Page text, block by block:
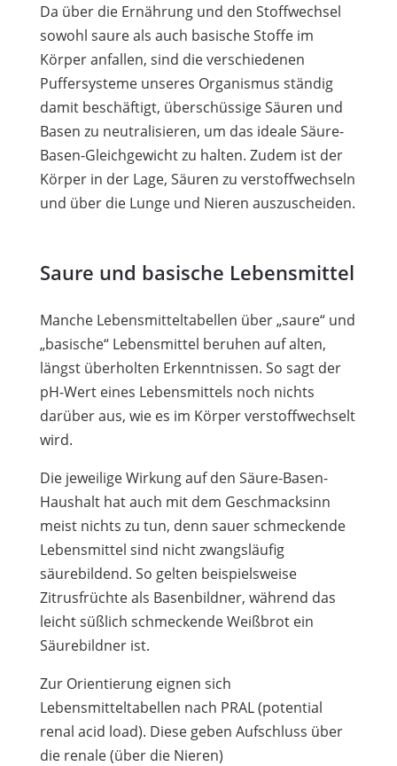
Da über die Ernährung und den Stoffwechsel
sowohl saure als auch basische Stoffe im
Körper anfallen, sind die verschiedenen
Puffersysteme unseres Organismus ständig
damit beschäftigt, überschüssige Säuren und
Basen zu neutralisieren, um das ideale Säure-
Basen-Gleichgewicht zu halten. Zudem ist der
Körper in der Lage, Säuren zu verstoffwechseln
und über die Lunge und Nieren auszuscheiden.
Saure und basische Lebensmittel
Manche Lebensmitteltabellen über „saure“ und
„basische“ Lebensmittel beruhen auf alten,
längst überholten Erkenntnissen. So sagt der
pH-Wert eines Lebensmittels noch nichts
darüber aus, wie es im Körper verstoffwechselt
wird.
Die jeweilige Wirkung auf den Säure-Basen-
Haushalt hat auch mit dem Geschmacksinn
meist nichts zu tun, denn sauer schmeckende
Lebensmittel sind nicht zwangsläufig
säurebildend. So gelten beispielsweise
Zitrusfrüchte als Basenbildner, während das
leicht süßlich schmeckende Weißbrot ein
Säurebildner ist.
Zur Orientierung eignen sich
Lebensmitteltabellen nach PRAL (potential
renal acid load). Diese geben Aufschluss über
die renale (über die Nieren)